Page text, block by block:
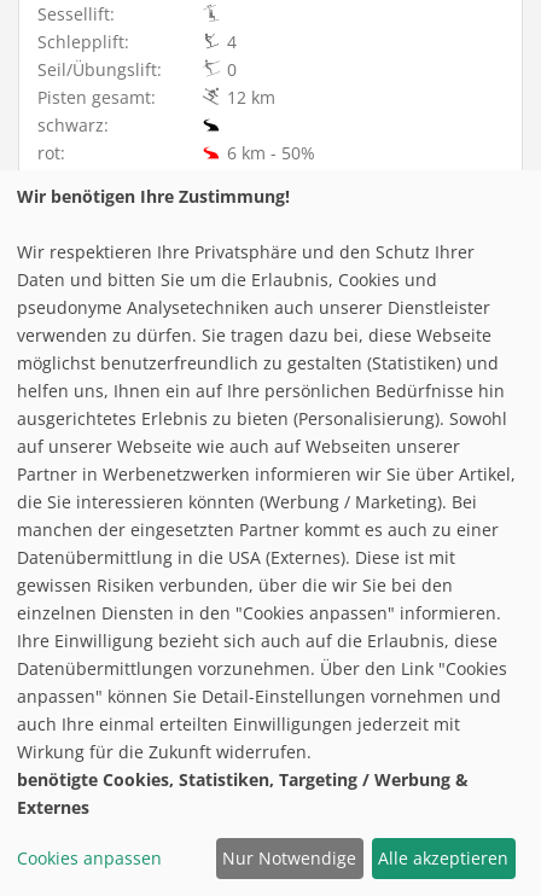
Sessellift:
Schlepplift:
4
Seil/Übungslift:
0
Pisten gesamt:
12 km
schwarz:
rot:
6 km - 50%
Ofterschwang-Allgäu
Höhe:
Sessellift:
2
3
Wir benötigen Ihre Zustimmung!
Wir respektieren Ihre Privatsphäre und den Schutz Ihrer
Daten und bitten Sie um die Erlaubnis, Cookies und
pseudonyme Analysetechniken auch unserer Dienstleister
verwenden zu dürfen. Sie tragen dazu bei, diese Webseite
möglichst benutzerfreundlich zu gestalten (Statistiken) und
helfen uns, Ihnen ein auf Ihre persönlichen Bedürfnisse hin
ausgerichtetes Erlebnis zu bieten (Personalisierung). Sowohl
auf unserer Webseite wie auch auf Webseiten unserer
Partner in Werbenetzwerken informieren wir Sie über Artikel,
die Sie interessieren könnten (Werbung / Marketing). Bei
manchen der eingesetzten Partner kommt es auch zu einer
Datenübermittlung in die USA (Externes). Diese ist mit
gewissen Risiken verbunden, über die wir Sie bei den
einzelnen Diensten in den "Cookies anpassen" informieren.
Ihre Einwilligung bezieht sich auch auf die Erlaubnis, diese
Datenübermittlungen vorzunehmen. Über den Link "Cookies
anpassen" können Sie Detail-Einstellungen vornehmen und
auch Ihre einmal erteilten Einwilligungen jederzeit mit
Wirkung für die Zukunft widerrufen.
benötigte Cookies, Statistiken, Targeting / Werbung &
Externes
Cookies anpassen Nur Notwendige Alle akzeptieren